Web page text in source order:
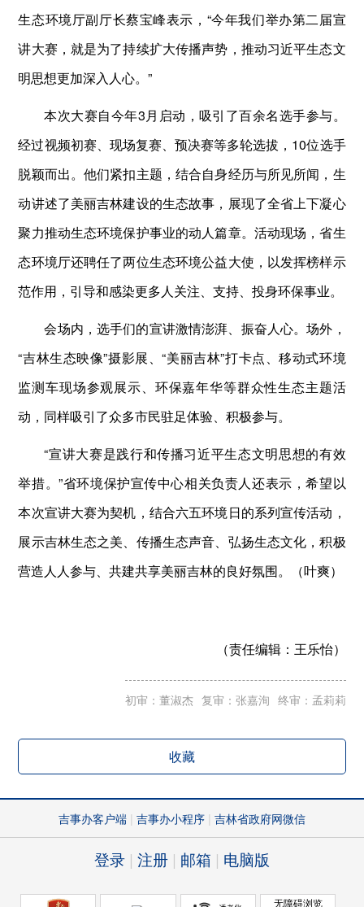
生态环境厅副厅长蔡宝峰表示，“今年我们举办第二届宣
讲大赛，就是为了持续扩大传播声势，推动习近平生态文
明思想更加深入人心。”
本次大赛自今年3月启动，吸引了百余名选手参与。
经过视频初赛、现场复赛、预决赛等多轮选拔，10位选手
脱颖而出。他们紧扣主题，结合自身经历与所见所闻，生
动讲述了美丽吉林建设的生态故事，展现了全省上下凝心
聚力推动生态环境保护事业的动人篇章。活动现场，省生
态环境厅还聘任了两位生态环境公益大使，以发挥榜样示
范作用，引导和感染更多人关注、支持、投身环保事业。
会场内，选手们的宣讲激情澎湃、振奋人心。场外，
“吉林生态映像”摄影展、“美丽吉林”打卡点、移动式环境
监测车现场参观展示、环保嘉年华等群众性生态主题活
动，同样吸引了众多市民驻足体验、积极参与。
“宣讲大赛是践行和传播习近平生态文明思想的有效
举措。”省环境保护宣传中心相关负责人还表示，希望以
本次宣讲大赛为契机，结合六五环境日的系列宣传活动，
展示吉林生态之美、传播生态声音、弘扬生态文化，积极
营造人人参与、共建共享美丽吉林的良好氛围。（叶爽）
（责任编辑： 王乐怡）
初审：董淑杰 复审：张嘉洵 终审：孟莉莉
收藏